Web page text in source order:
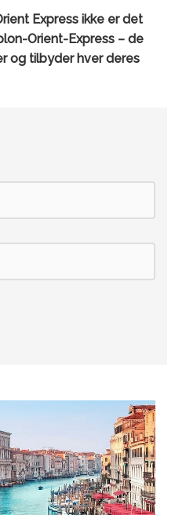
Express ikke er det
Orient-Express – de
og tilbyder hver deres